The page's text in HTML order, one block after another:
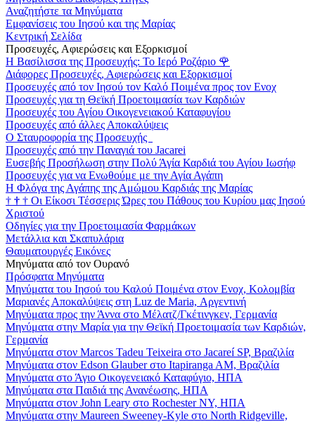
Αναζητήστε τα Μηνύματα
Εμφανίσεις του Ιησού και της Μαρίας
Κεντρική Σελίδα
Προσευχές, Αφιερώσεις και Εξορκισμοί
Η Βασίλισσα της Προσευχής: Το Ιερό Ροζάριο 🌹
Διάφορες Προσευχές, Αφιερώσεις και Εξορκισμοί
Προσευχές από τον Ιησού τον Καλό Ποιμένα προς τον Ενοχ
Προσευχές για τη Θεϊκή Προετοιμασία των Καρδιών
Προσευχές του Αγίου Οικογενειακού Καταφυγίου
Προσευχές από άλλες Αποκαλύψεις
Ο Σταυροφορία της Προσευχής
Προσευχές από την Παναγιά του Jacarei
Ευσεβής Προσήλωση στην Πολύ Άγία Καρδιά του Αγίου Ιωσήφ
Προσευχές για να Ενωθούμε με την Αγία Αγάπη
Η Φλόγα της Αγάπης της Αμώμου Καρδιάς της Μαρίας
† † † Οι Είκοσι Τέσσερις Ώρες του Πάθους του Κυρίου μας Ιησού
Χριστού
Οδηγίες για την Προετοιμασία Φαρμάκων
Μετάλλια και Σκαπυλάρια
Θαυματουργές Εικόνες
Μηνύματα από τον Ουρανό
Πρόσφατα Μηνύματα
Μηνύματα του Ιησού του Καλού Ποιμένα στον Ενοχ, Κολομβία
Μαριανές Αποκαλύψεις στη Luz de Maria, Αργεντινή
Μηνύματα προς την Άννα στο Μέλατζ/Γκέτινγκεν, Γερμανία
Μηνύματα στην Μαρία για την Θεϊκή Προετοιμασία των Καρδιών,
Γερμανία
Μηνύματα στον Marcos Tadeu Teixeira στο Jacareí SP, Βραζιλία
Μηνύματα στον Edson Glauber στο Itapiranga AM, Βραζιλία
Μηνύματα στο Άγιο Οικογενειακό Καταφύγιο, ΗΠΑ
Μηνύματα στα Παιδιά της Ανανέωσης, ΗΠΑ
Μηνύματα στον John Leary στο Rochester NY, ΗΠΑ
Μηνύματα στην Maureen Sweeney-Kyle στο North Ridgeville,